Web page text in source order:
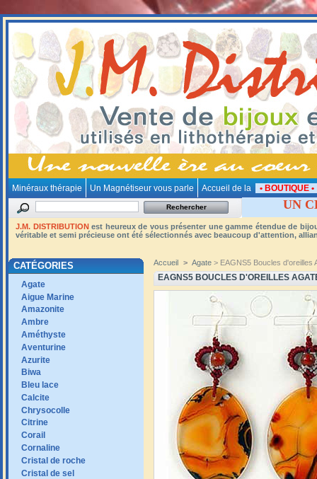
Minéraux thérapie Un Magnétiseur vous parle Accueil de la • BOUTIQUE
UN
J.M. DISTRIBUTIONest heureux de vous présenter une gamme étendue de
véritable et semi précieuse ont été sélectionnés avec beaucoup d'attention,
CATÉGORIES
Agate
Aigue Marine
Amazonite
Ambre
Améthyste
Aventurine
Azurite
Biwa
Bleu lace
Calcite
Chrysocolle
Citrine
Corail
Cornaline
Cristal de roche
Cristal de sel
Accueil > Agate > EAGNS5 Boucles d'oreilles
EAGNS5 BOUCLES D'OREILLES